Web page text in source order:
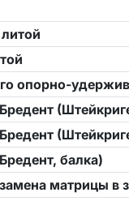
опорно-
балка)
матрицы в